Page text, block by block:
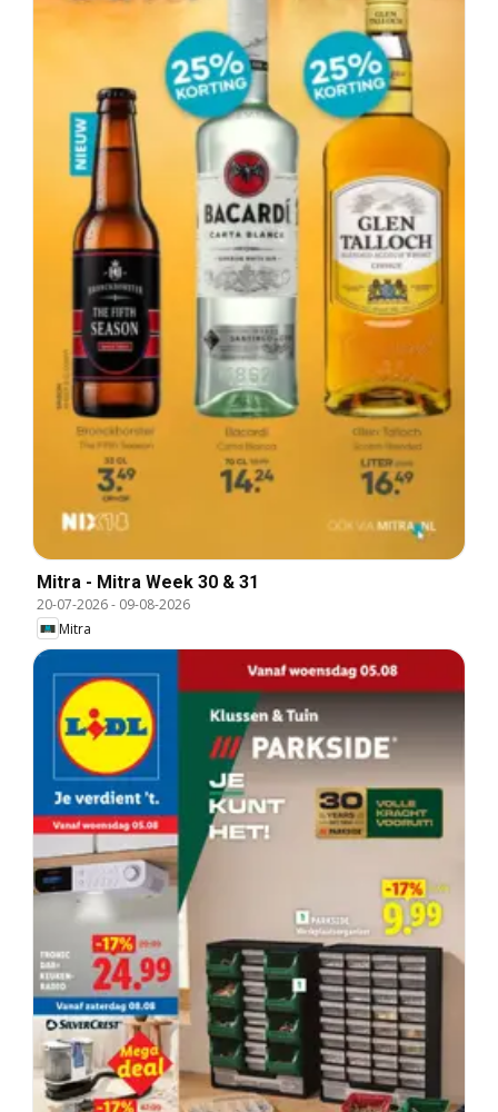
Mitra - Mitra Week 30 & 31
20-07-2026- 09-08-2026
Mitra